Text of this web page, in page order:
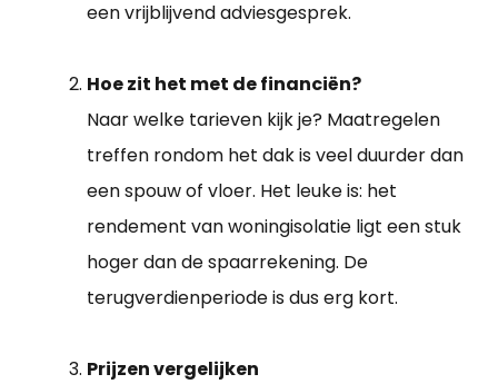
een vrijblijvend adviesgesprek.
Hoe zit het met de financiën?
Naar welke tarieven kijk je? Maatregelen
treffen rondom het dak is veel duurder dan
een spouw of vloer. Het leuke is: het
rendement van woningisolatie ligt een stuk
hoger dan de spaarrekening. De
terugverdienperiode is dus erg kort.
Prijzen vergelijken